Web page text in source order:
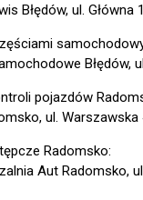
Błędów, ul. Główna
Błędów,
pojazdów
ul. Warszawska
Radomsko:
Aut Radomsko,